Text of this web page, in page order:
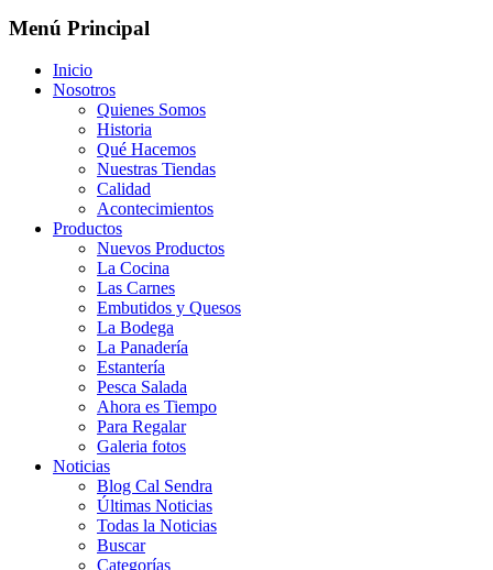
Menú Principal
Inicio
Nosotros
Quienes Somos
Historia
Qué Hacemos
Nuestras Tiendas
Calidad
Acontecimientos
Productos
Nuevos Productos
La Cocina
Las Carnes
Embutidos y Quesos
La Bodega
La Panadería
Estantería
Pesca Salada
Ahora es Tiempo
Para Regalar
Galeria fotos
Noticias
Blog Cal Sendra
Últimas Noticias
Todas la Noticias
Buscar
Categorías